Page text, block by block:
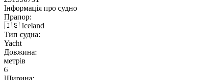
Інформація про судно
Прапор:
🇮🇸 Iceland
Тип судна:
Yacht
Довжина:
метрів
6
Ширина: